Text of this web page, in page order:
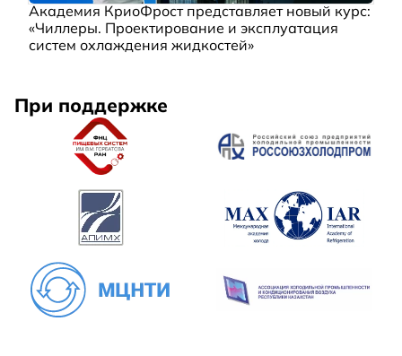
Академия КриоФрост представляет новый курс:
«Чиллеры. Проектирование и эксплуатация
систем охлаждения жидкостей»
При поддержке